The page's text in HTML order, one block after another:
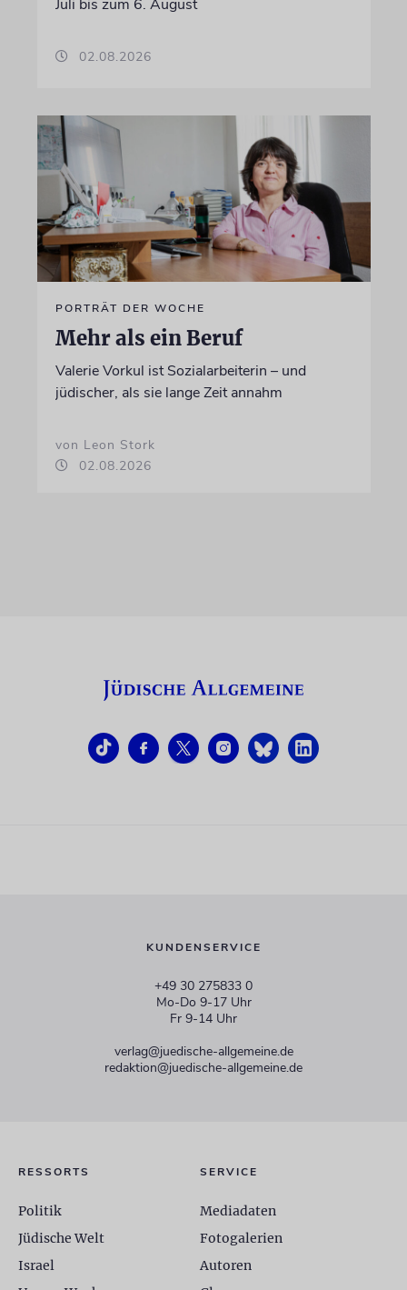
Juli bis zum 6. August
02.08.2026
PORTRÄT DER WOCHE
Mehr als ein Beruf
Valerie Vorkul ist Sozialarbeiterin – und
jüdischer, als sie lange Zeit annahm
von Leon Stork
02.08.2026
KUNDENSERVICE
+49 30 275833 0
Mo-Do 9-17 Uhr
Fr 9-14 Uhr
verlag@juedische-allgemeine.de
redaktion@juedische-allgemeine.de
RESSORTS
Politik
Jüdische Welt
Israel
SERVICE
Mediadaten
Fotogalerien
Autoren